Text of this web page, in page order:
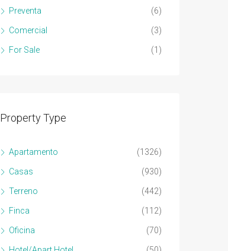
Preventa (6)
Comercial (3)
For Sale (1)
Property Type
Apartamento (1326)
Casas (930)
Terreno (442)
Finca (112)
Oficina (70)